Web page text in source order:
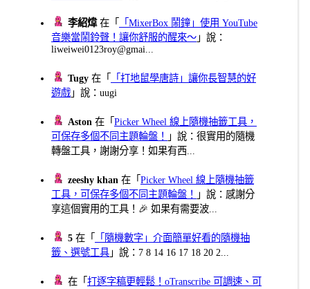
李紹煒在「
「MixerBox 鬧鐘」使用 YouTube
音樂當鬧鈴聲！讓你舒服的醒來～ 」說：
liweiwei0123roy@gmai...
Tugy 在「
「打地鼠學唐詩」讓你長智慧的好
遊戲 」說：uugi
Aston 在「Picker Wheel 線上隨機抽籤工具，
可保存多個不同主題輪盤！
」說：很實用的隨機
轉盤工具，謝謝分享！如果有西...
zeeshy khan 在「Picker Wheel 線上隨機抽籤
工具，可保存多個不同主題輪盤！
」說：感謝分
享這個實用的工具！🎉 如果有需要波...
5 在「
「隨機數字」介面簡單好看的隨機抽
籤、選號工具 」說：7 8 14 16 17 18 20 2...
在「打逐字稿更輕鬆！oTranscribe 可調速、可